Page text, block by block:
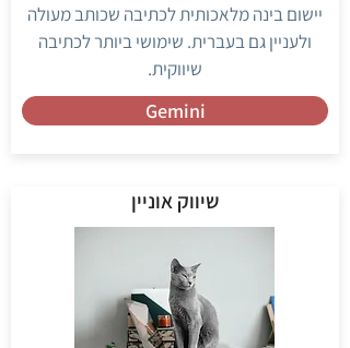
יישום בינה מלאכותית לכתיבה שכותב מעולה
ולעניין גם בעברית. שימושי ביותר לכתיבה
שיווקית.
Gemini
שיווק אוניין